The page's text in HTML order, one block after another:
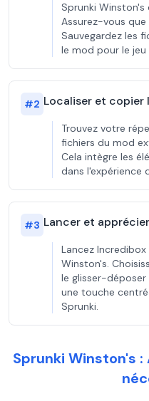
Sprunki Winston's
Assurez-vous
Sauvegardez les
le mod pour le jeu
#2 Localiser et copier
Trouvez votre
fichiers du mod
Cela intègre les
dans l'expérience
#3 Lancer et
Lancez
Winston's.
le glisser-
une touche
Sprunki.
Sprunki Winston's